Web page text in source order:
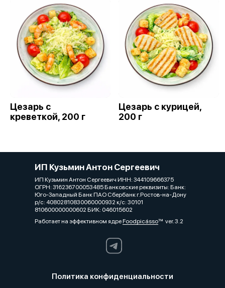
Цезарь с
креветкой, 200 г
Цезарь с курицей,
200 г
ИП Кузьмин Антон Сергеевич
ИП Кузьмин Антон Сергеевич ИНН: З44109666З75
ОГРН: З162З6700053485 Банковские реквизиты: Банк:
Юго-Западный Банк ПАО Сбербанк г.Ростов-на-Дону
р/с: 40802810830060000932 к/с: 30101
810600000000602 БИК: 046015602
Работает на эффективном ядреFoodpicássover. 3.2
Политика конфиденциальности